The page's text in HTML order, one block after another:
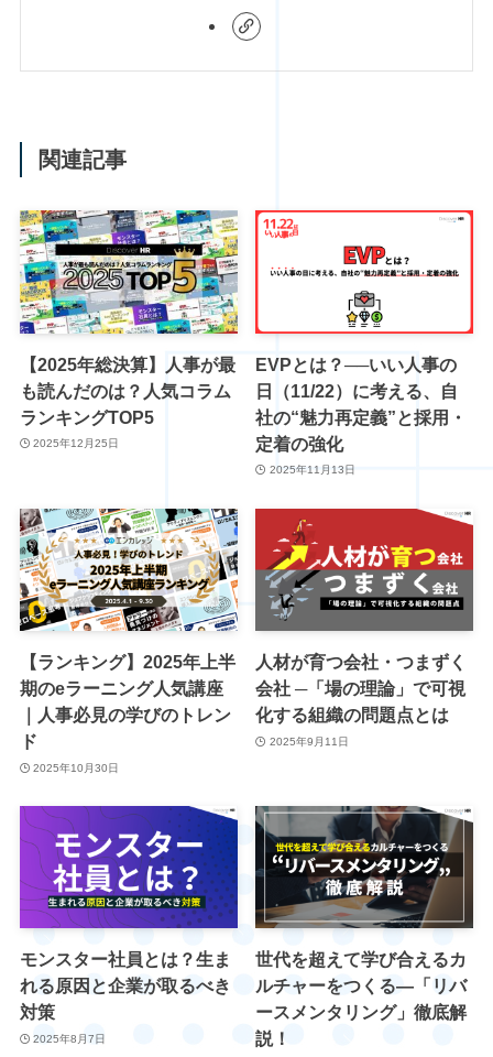
関連記事
【2025年総決算】人事が最
も読んだのは？人気コラム
ランキングTOP5
2025年12月25日
EVPとは？──いい人事の
日（11/22）に考える、自
社の“魅力再定義”と採用・
定着の強化
2025年11月13日
【ランキング】2025年上半
期のeラーニング人気講座
｜人事必見の学びのトレン
ド
2025年10月30日
人材が育つ会社・つまずく
会社 ─「場の理論」で可視
化する組織の問題点とは
2025年9月11日
モンスター社員とは？生ま
れる原因と企業が取るべき
対策
2025年8月7日
世代を超えて学び合えるカ
ルチャーをつくる―「リバ
ースメンタリング」徹底解
説！